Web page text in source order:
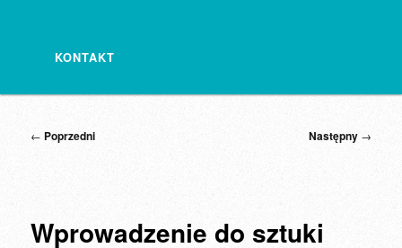
KONTAKT
Nawigacja
← Poprzedni Następny →
Wprowadzenie do sztuki